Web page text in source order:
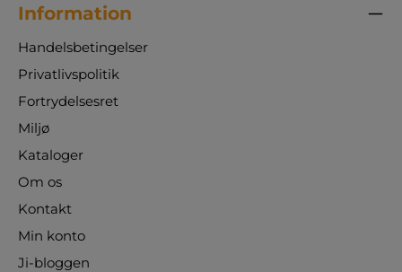
Information
Handelsbetingelser
Privatlivspolitik
Fortrydelsesret
Miljø
Kataloger
Om os
Kontakt
Min konto
Ji-bloggen